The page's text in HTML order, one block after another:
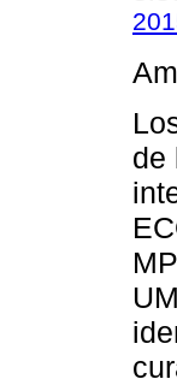
de